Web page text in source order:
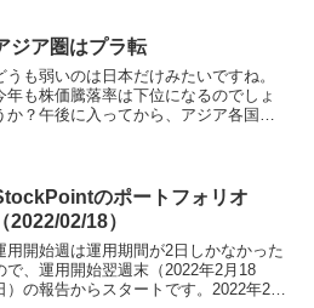
したが、...
ジア圏はプラ転
うも弱いのは日本だけみたいですね。
年も株価騰落率は下位になるのでしょ
か？午後に入ってから、アジア各国の
判りません。完全に外国...
のポートフォリオ
（2022/02/18）
用開始週は運用期間が2日しかなかった
で、運用開始翌週末（2022年2月18
）の報告からスタートです。2022年2月